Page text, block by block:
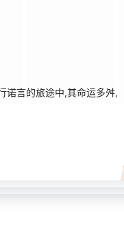
言的旅途中,其命运多舛,